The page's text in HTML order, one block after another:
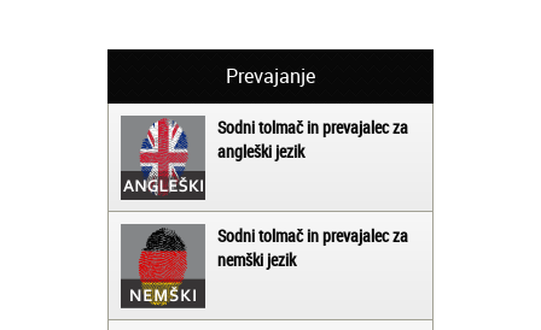
Prevajanje
Sodni tolmač in prevajalec za
angleški jezik
Sodni tolmač in prevajalec za
nemški jezik